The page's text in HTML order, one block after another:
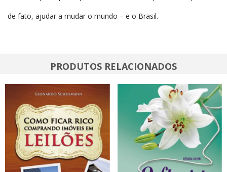
de fato, ajudar a mudar o mundo – e o Brasil.
PRODUTOS RELACIONADOS